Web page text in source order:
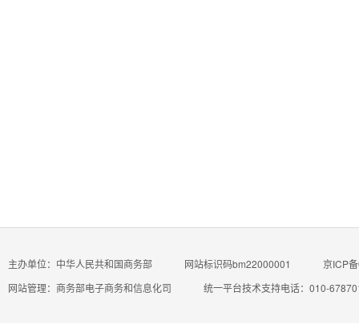
主办单位：中华人民共和国商务部 网站标识码bm22000001
京ICP
网站管理：商务部电子商务和信息化司
统一平台技术支持电话：010-